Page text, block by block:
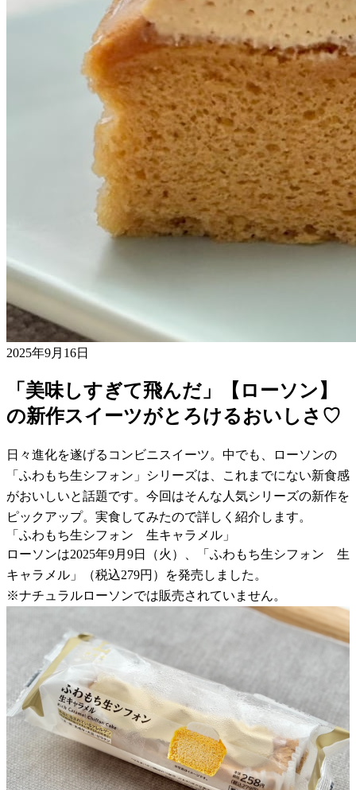
2025年9月16日
「美味しすぎて飛んだ」【ローソン】
の新作スイーツがとろけるおいしさ♡
日々進化を遂げるコンビニスイーツ。中でも、ローソンの
「ふわもち生シフォン」シリーズは、これまでにない新食感
がおいしいと話題です。今回はそんな人気シリーズの新作を
ピックアップ。実食してみたので詳しく紹介します。
「ふわもち生シフォン 生キャラメル」
ローソンは2025年9月9日（火）、「ふわもち生シフォン 生
キャラメル」（税込279円）を発売しました。
※ナチュラルローソンでは販売されていません。